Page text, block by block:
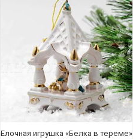
Елочная игрушка «Белка в тереме»